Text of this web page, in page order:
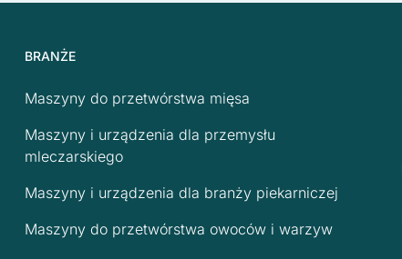
BRANŻE
Maszyny do przetwórstwa mięsa
Maszyny i urządzenia dla przemysłu
mleczarskiego
Maszyny i urządzenia dla branży piekarniczej
Maszyny do przetwórstwa owoców i warzyw